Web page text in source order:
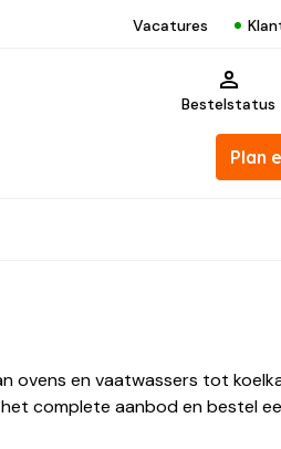
Vacatures
Bestelstatus
Plan
ovens en vaatwassers tot
complete aanbod en bestel